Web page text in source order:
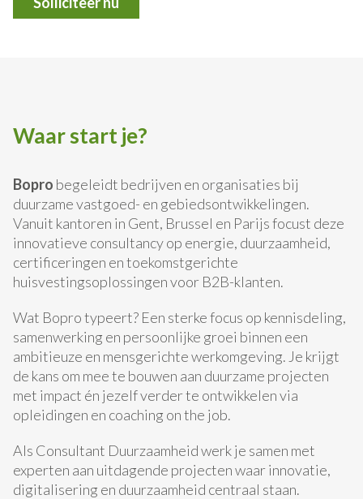
Waar start je?
Bopro begeleidt bedrijven en organisaties bij
duurzame vastgoed- en gebiedsontwikkelingen.
Vanuit kantoren in Gent, Brussel en Parijs focust deze
innovatieve consultancy op energie, duurzaamheid,
certificeringen en toekomstgerichte
huisvestingsoplossingen voor B2B-klanten.
Wat Bopro typeert? Een sterke focus op kennisdeling,
samenwerking en persoonlijke groei binnen een
ambitieuze en mensgerichte werkomgeving. Je krijgt
de kans om mee te bouwen aan duurzame projecten
met impact én jezelf verder te ontwikkelen via
opleidingen en coaching on the job.
Als Consultant Duurzaamheid werk je samen met
experten aan uitdagende projecten waar innovatie,
digitalisering en duurzaamheid centraal staan.